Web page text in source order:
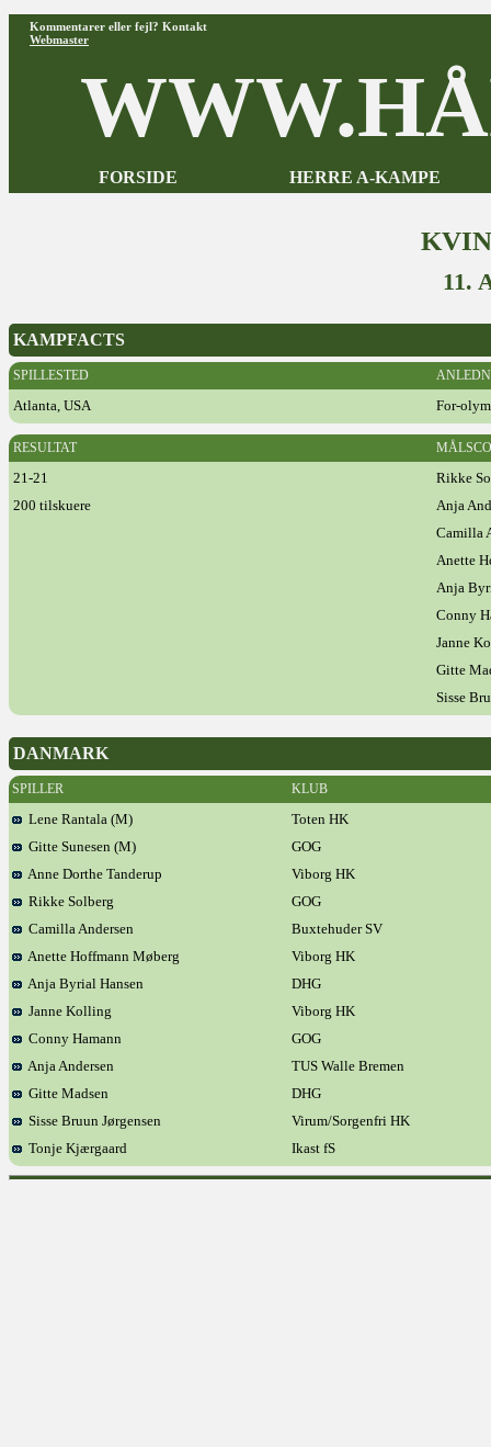
Kommentarer eller fejl? Kontakt
Webmaster
FORSIDE HERRE A-KAMPE
11.
KAMPFACTS
SPILLESTED
Atlanta, USA For-
RESULTAT
21-21
Rikke
200 tilskuere
Anja
Camilla
Anette
Anja
Conny
Janne
Gitte
Sisse
DANMARK
SPILLER KLUB
Lene Rantala (M)
Toten HK
Gitte Sunesen (M)
GOG
Anne Dorthe Tanderup
Viborg HK
Rikke Solberg
GOG
Camilla Andersen
Buxtehuder SV
Anette Hoffmann Møberg
Viborg HK
Anja Byrial Hansen
DHG
Janne Kolling
Viborg HK
Conny Hamann
GOG
Anja Andersen
TUS Walle Bremen
Gitte Madsen
DHG
Sisse Bruun Jørgensen
Virum/Sorgenfri HK
Tonje Kjærgaard
Ikast fS